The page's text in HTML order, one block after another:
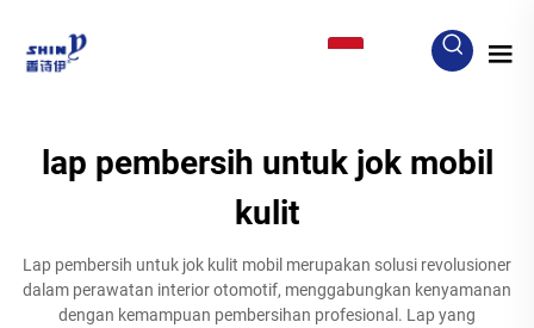
lap pembersih untuk jok mobil
kulit
Lap pembersih untuk jok kulit mobil merupakan solusi revolusioner
dalam perawatan interior otomotif, menggabungkan kenyamanan
dengan kemampuan pembersihan profesional. Lap yang